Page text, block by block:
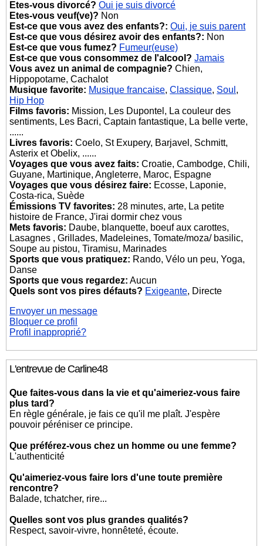
Etes-vous divorcé? Oui je suis divorcé
Etes-vous veuf(ve)? Non
Est-ce que vous avez des enfants?: Oui, je suis parent
Est-ce que vous désirez avoir des enfants?: Non
Est-ce que vous fumez? Fumeur(euse)
Est-ce que vous consommez de l'alcool? Jamais
Vous avez un animal de compagnie? Chien,
Hippopotame, Cachalot
Musique favorite: Musique francaise,Classique, Soul ,
Hip Hop
Films favoris: Mission, Les Dupontel, La couleur des
sentiments, Les Bacri, Captain fantastique, La belle verte,
......
Livres favoris: Coelo, St Exupery, Barjavel, Schmitt,
Asterix et Obelix, ......
Voyages que vous avez faits: Croatie, Cambodge, Chili,
Guyane, Martinique, Angleterre, Maroc, Espagne
Voyages que vous désirez faire: Ecosse, Laponie,
Costa-rica, Suède
Émissions TV favorites: 28 minutes, arte, La petite
histoire de France, J'irai dormir chez vous
Mets favoris: Daube, blanquette, boeuf aux carottes,
Lasagnes , Grillades, Madeleines, Tomate/moza/ basilic,
Soupe au pistou, Tiramisu, Marinades
Sports que vous pratiquez: Rando, Vélo un peu, Yoga,
Danse
Sports que vous regardez: Aucun
Quels sont vos pires défauts? Exigeante, Directe
Envoyer un message
Bloquer ce profil
Profil inapproprié?
L'entrevue de Carline48
Que faites-vous dans la vie et qu'aimeriez-vous faire
plus tard?
En règle générale, je fais ce qu'il me plaît. J'espère
pouvoir péréniser ce principe.
Que préférez-vous chez un homme ou une femme?
L'authenticité
Qu'aimeriez-vous faire lors d'une toute première
rencontre?
Balade, tchatcher, rire...
Quelles sont vos plus grandes qualités?
Respect, savoir-vivre, honnêteté, écoute.